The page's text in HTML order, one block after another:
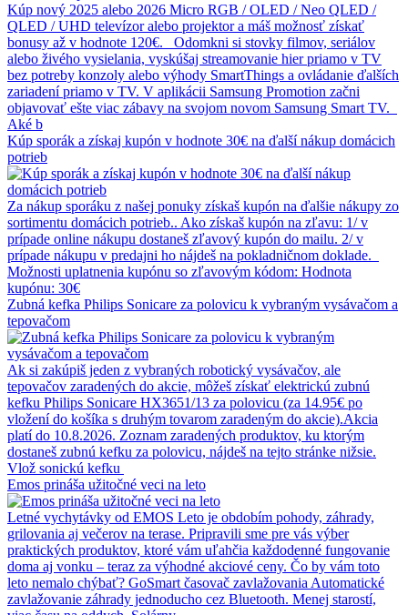
Kúp nový 2025 alebo 2026 Micro RGB / OLED / Neo QLED /
QLED / UHD televízor alebo projektor a máš možnosť získať
bonusy až v hodnote 120€. Odomkni si stovky filmov, seriálov
alebo živého vysielania, vyskúšaj streamovanie hier priamo v TV
bez potreby konzoly alebo výhody SmartThings a ovládanie ďalších
zariadení priamo v TV. V aplikácii Samsung Promotion začni
objavovať ešte viac zábavy na svojom novom Samsung Smart TV.
Aké b
Kúp sporák a získaj kupón v hodnote 30€ na ďalší nákup domácich
potrieb
Za nákup sporáku z našej ponuky získaš kupón na ďalšie nákupy zo
sortimentu domácich potrieb.. Ako získaš kupón na zľavu: 1/ v
prípade online nákupu dostaneš zľavový kupón do mailu. 2/ v
prípade nákupu v predajni ho nájdeš na pokladničnom doklade.
Možnosti uplatnenia kupónu so zľavovým kódom: Hodnota
kupónu: 30€
Zubná kefka Philips Sonicare za polovicu k vybraným vysávačom a
tepovačom
Ak si zakúpiš jeden z vybraných robotický vysávačov, ale
tepovačov zaradených do akcie, môžeš získať elektrickú zubnú
kefku Philips Sonicare HX3651/13 za polovicu (za 14.95€ po
vložení do košíka s druhým tovarom zaradeným do akcie).Akcia
platí do 10.8.2026. Zoznam zaradených produktov, ku ktorým
dostaneš zubnú kefku za polovicu, nájdeš na tejto stránke nižsie.
Vlož sonickú kefku
Emos prináša užitočné veci na leto
Letné vychytávky od EMOS Leto je obdobím pohody, záhrady,
grilovania aj večerov na terase. Pripravili sme pre vás výber
praktických produktov, ktoré vám uľahčia každodenné fungovanie
doma aj vonku – teraz za výhodné akciové ceny. Čo by vám toto
leto nemalo chýbať? GoSmart časovač zavlažovania Automatické
zavlažovanie záhrady jednoducho cez Bluetooth. Menej starostí,